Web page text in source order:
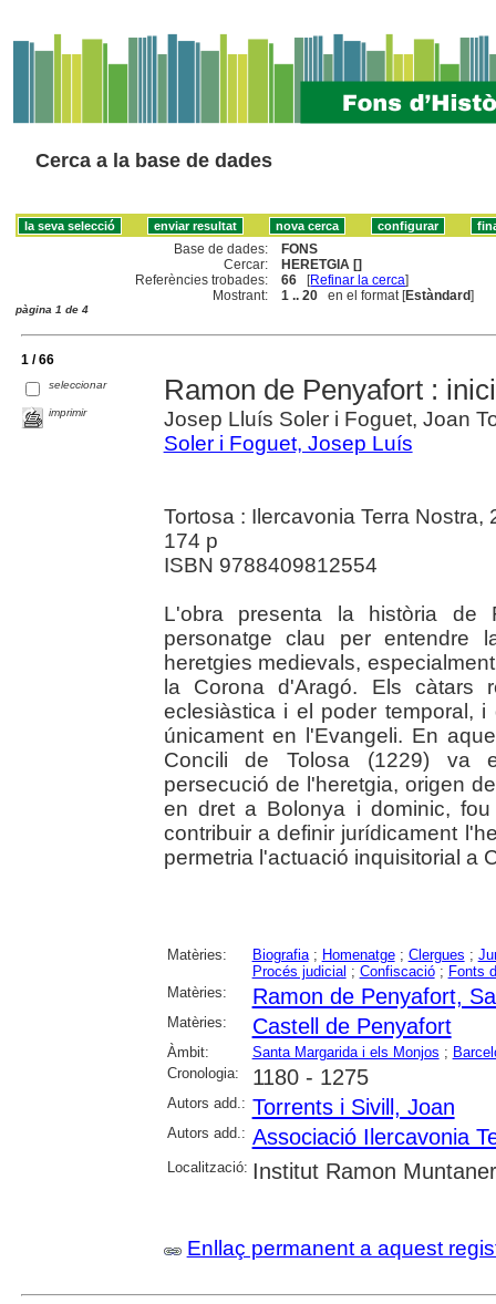
Cerca a la base de dades
Base de dades:
FONS
Cercar:
HERETGIA []
Referències trobades:
66 [Refinar la cerca]
Mostrant:
1 .. 20 en el format [Estàndard]
pàgina 1 de 4
1 / 66
seleccionar
imprimir
Ramon de Penyafort :
Josep Lluís Soler i Foguet, Joan
Soler i Foguet, Josep Luís
Tortosa : Ilercavonia Terra Nostra,
174 p
ISBN 9788409812554
L'obra presenta la història de
personatge clau per entendre
heretgies medievals,
la Corona d'Aragó. Els càtars
eclesiàstica i el poder temporal,
únicament en l'Evangeli. En
Concili de Tolosa (1229) va
persecució de l'heretgia, origen
en dret a Bolonya i dominic,
contribuir a definir jurídicament
permetria l'actuació inquisitorial a
Matèries: Biografia; Homenatge; Clergues ;
Procés judicial ; Confiscació; Fonts
Matèries:
Ramon de Penyafort,
Matèries: Castell de Penyafort
Àmbit: Santa Margarida i els Monjos ;
Cronologia:
1180 - 1275
Autors add.: Torrents i Sivill, Joan
Autors add.: Associació Ilercavonia
Localització: Institut Ramon
Enllaç permanent a aquest